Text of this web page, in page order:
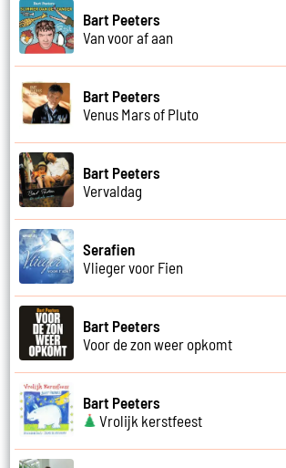
Bart Peeters
Van voor af aan
Bart Peeters
Venus Mars of Pluto
Bart Peeters
Vervaldag
Serafien
Vlieger voor Fien
Bart Peeters
Voor de zon weer opkomt
Bart Peeters
Vrolijk kerstfeest